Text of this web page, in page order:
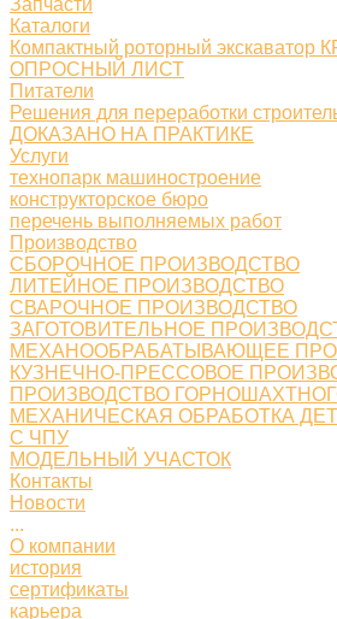
Запчасти
Каталоги
Компактный роторный экскаватор
ОПРОСНЫЙ ЛИСТ
Питатели
Решения для переработки
ДОКАЗАНО НА ПРАКТИКЕ
Услуги
технопарк машиностроение
конструкторское бюро
перечень выполняемых работ
Производство
СБОРОЧНОЕ ПРОИЗВОДСТВО
ЛИТЕЙНОЕ ПРОИЗВОДСТВО
СВАРОЧНОЕ ПРОИЗВОДСТВО
ЗАГОТОВИТЕЛЬНОЕ
МЕХАНООБРАБАТЫВАЮЩЕЕ
КУЗНЕЧНО-ПРЕССОВОЕ
ПРОИЗВОДСТВО
МЕХАНИЧЕСКАЯ ОБРАБОТКА
С ЧПУ
МОДЕЛЬНЫЙ УЧАСТОК
Контакты
Новости
...
О компании
история
сертификаты
карьера